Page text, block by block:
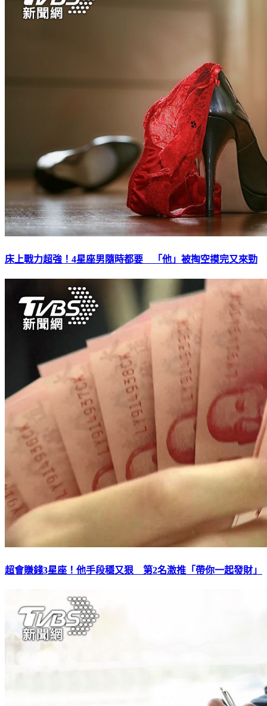
床上戰力超強！4星座男隨時都要 「他」被掏空摸完又來勁
超會賺錢3星座！他手段穩又狠 第2名激推「帶你一起發財」